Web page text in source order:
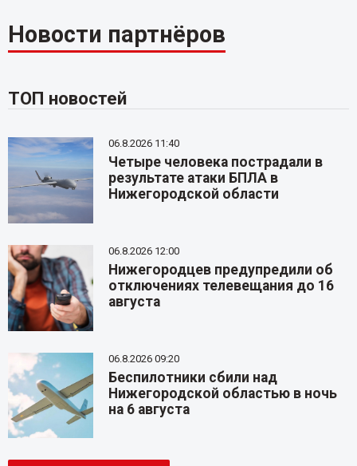
Новости партнёров
ТОП новостей
06.8.2026 11:40
Четыре человека пострадали в
результате атаки БПЛА в
Нижегородской области
06.8.2026 12:00
Нижегородцев предупредили об
отключениях телевещания до 16
августа
06.8.2026 09:20
Беспилотники сбили над
Нижегородской областью в ночь
на 6 августа